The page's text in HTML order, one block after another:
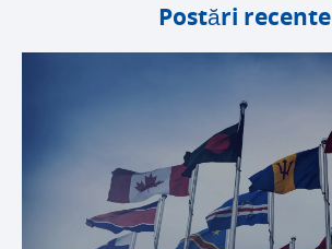
Postări recente